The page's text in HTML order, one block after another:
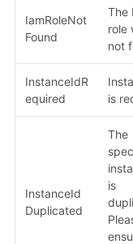
IamRoleNot
Found
The
role
not
InstanceIdR
equired
is
InstanceId
Duplicated
The
is